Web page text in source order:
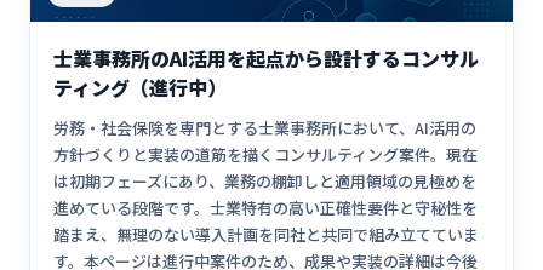
士業事務所のAI活用を起点から設計するコンサル
ティング（進行中）
労務・社会保険を専門とする士業事務所において、AI活用の
方針づくりと実装の道筋を描くコンサルティング案件。現在
は初期フェーズにあり、業務の棚卸しと適用領域の見極めを
進めている段階です。士業特有の高い正確性要件と守秘性を
踏まえ、無理のない導入計画を同社と共同で組み立てていま
す。本ページは進行中案件のため、成果や実装の詳細は今後